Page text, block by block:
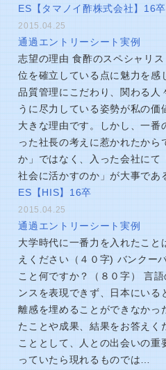
ES【タマノイ酢株式会社】16卒
2015.04.25
通過エントリーシート実例
志望の理由 食酢のスペシャリ
位を確立している点に魅力を感
品質管理にこだわり、関わる人
うに尽力している姿勢が私の価
大きな理由です。しかし、一番
った社長の考えに惹かれたから
か」ではなく、入った会社にて
社会に活かすのか」が大事であ
ES【HIS】16卒
2015.04.25
通過エントリーシート実例
大学時代に一番力を入れたこと
えください（４０字) バンクー
こと何ですか？（８０字） 言
ンスを表現できず、日本にいる
離感を埋めることができなかっ
たことや成果、結果をお答えく
こととして、人との出会いの重
っていたら現れるものでは…